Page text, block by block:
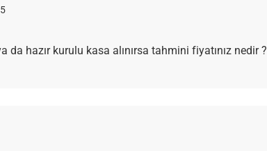
da hazır kurulu kasa alınırsa tahmini fiyatınız nedir ?